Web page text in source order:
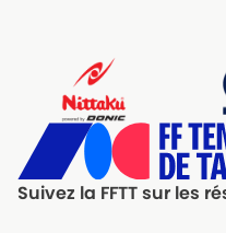
Suivez la FFTT sur les